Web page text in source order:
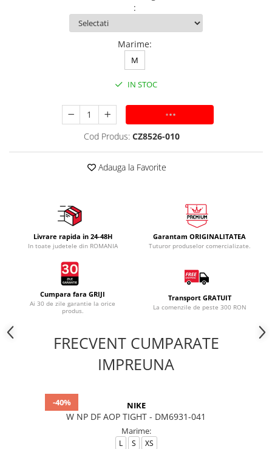
:
Marime:
M
IN STOC
ADAUGA IN COS
Cod Produs: CZ8526-010
Adauga la Favorite
Livrare rapida in 24-48H
In toate judetele din ROMANIA
Garantam ORIGINALITATEA
Tuturor produselor comercializate.
Cumpara fara GRIJI
Ai 30 de zile garantie la orice
produs.
Transport GRATUIT
La comenzile de peste 300 RON
FRECVENT CUMPARATE
IMPREUNA
-40% NIKE
W NP DF AOP TIGHT - DM6931-041
Marime:
L S XS